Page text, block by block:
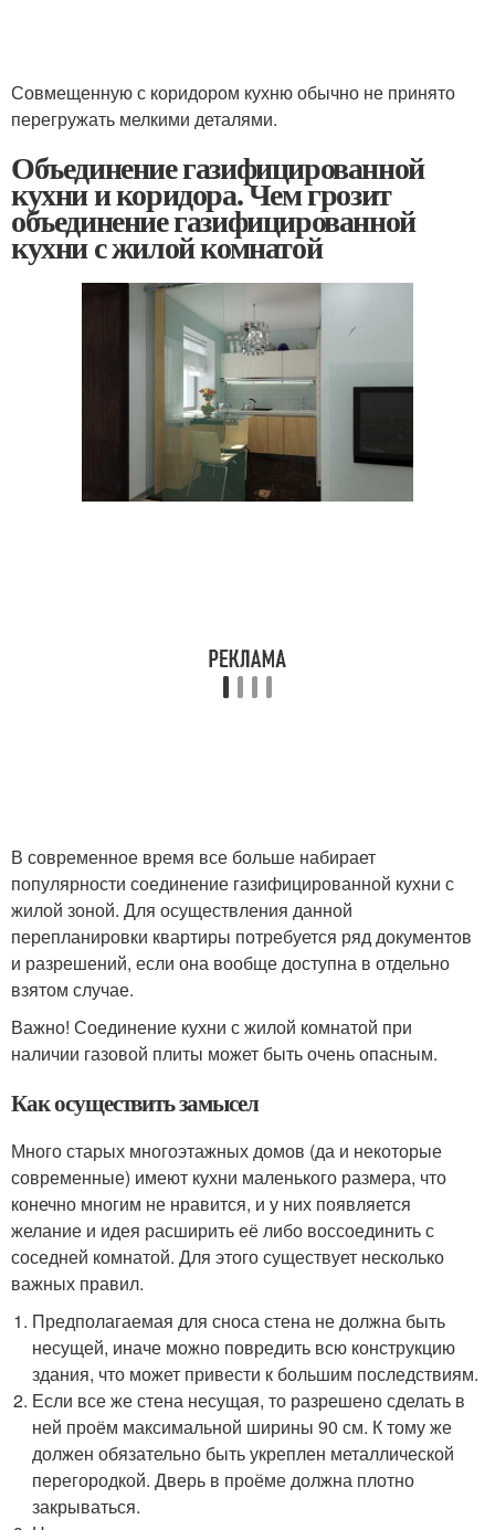
Совмещенную с коридором кухню обычно не принято
перегружать мелкими деталями.
Объединение газифицированной
кухни и коридора. Чем грозит
объединение газифицированной
кухни с жилой комнатой
В современное время все больше набирает
популярности соединение газифицированной кухни с
жилой зоной. Для осуществления данной
перепланировки квартиры потребуется ряд документов
и разрешений, если она вообще доступна в отдельно
взятом случае.
Важно! Соединение кухни с жилой комнатой при
наличии газовой плиты может быть очень опасным.
Как осуществить замысел
Много старых многоэтажных домов (да и некоторые
современные) имеют кухни маленького размера, что
конечно многим не нравится, и у них появляется
желание и идея расширить её либо воссоединить с
соседней комнатой. Для этого существует несколько
важных правил.
Предполагаемая для сноса стена не должна быть
несущей, иначе можно повредить всю конструкцию
здания, что может привести к большим последствиям.
Если все же стена несущая, то разрешено сделать в
ней проём максимальной ширины 90 см. К тому же
должен обязательно быть укреплен металлической
перегородкой. Дверь в проёме должна плотно
закрываться.